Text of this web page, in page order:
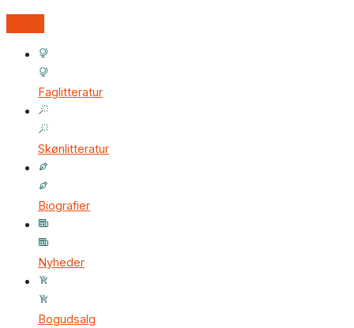
Faglitteratur
Skønlitteratur
Biografier
Nyheder
Bogudsalg